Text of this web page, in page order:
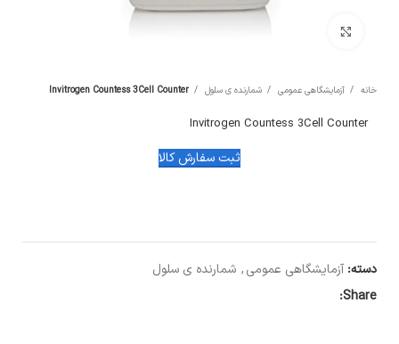
خانه آزمایشگاهی عمومی شمارنده ی سلول Invitrogen Countess 3Cell Counter
Invitrogen Countess 3Cell Counter
ثبت سفارش کالا
دسته: آزمایشگاهی عمومی, شمارنده ی سلول
Share: